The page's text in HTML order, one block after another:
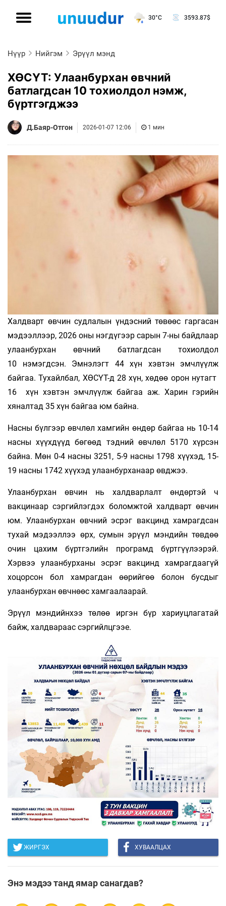
30°C 3593.87$
Нүүр Нийгэм Эрүүл мэнд
ХӨСҮТ: Улаанбурхан өвчний
батлагдсан 10 тохиолдол нэмж,
бүртгэгджээ
Д.Баяр-Отгон 2026-01-07 12:06 1 мин
Халдварт өвчин судлалын үндэсний төвөөс гаргасан
мэдээллээр, 2026 оны нэгдүгээр сарын 7-ны байдлаар
улаанбурхан өвчний батлагдсан тохиолдол
10 нэмэгдсэн. Эмнэлэгт 44 хүн хэвтэн эмчлүүлж
байгаа. Тухайлбал, ХӨСҮТ-д 28 хүн, хөдөө орон нутагт
16 хүн хэвтэн эмчлүүлж байгаа аж. Харин гэрийн
хяналтад 35 хүн байгаа юм байна.
Насны бүлгээр өвчлөл хамгийн өндөр байгаа нь 10-14
насны хүүхдүүд бөгөөд тэдний өвчлөл 5170 хүрсэн
байна. Мөн 0-4 насны 3251, 5-9 насны 1798 хүүхэд, 15-
19 насны 1742 хүүхэд улаанбурханаар өвджээ.
Улаанбурхан өвчин нь халдварлалт өндөртэй ч
вакцинаар сэргийлэгдэх боломжтой халдварт өвчин
юм. Улаанбурхан өвчний эсрэг вакцинд хамрагдсан
тухай мэдээллээ өрх, сумын эрүүл мэндийн төвдөө
очин цахим бүртгэлийн програмд бүртгүүлээрэй.
Хэрвээ улаанбурханы эсрэг вакцинд хамрагдаагүй
хоцорсон бол хамрагдан өөрийгөө болон бусдыг
улаанбурхан өвчнөөс хамгаалаарай.
Эрүүл мэндийнхээ төлөө иргэн бүр хариуцлагатай
байж, халдвараас сэргийлцгээе.
ЖИРГЭХ ХУВААЛЦАХ
Энэ мэдээ танд ямар санагдав?